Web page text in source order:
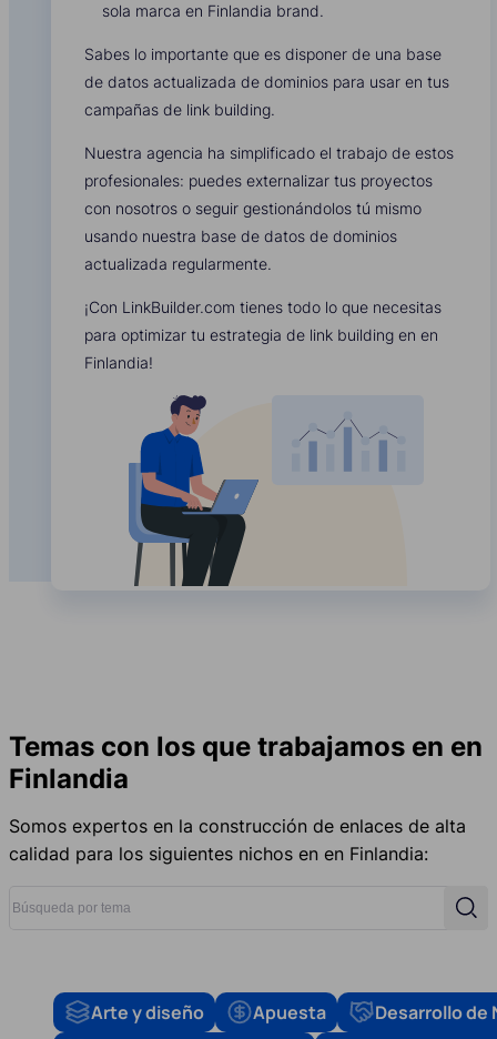
sola marca en Finlandia brand.
Sabes lo importante que es disponer de una base
de datos actualizada de dominios para usar en tus
campañas de link building.
Nuestra agencia ha simplificado el trabajo de estos
profesionales: puedes externalizar tus proyectos
con nosotros o seguir gestionándolos tú mismo
usando nuestra base de datos de dominios
actualizada regularmente.
¡Con LinkBuilder.com tienes todo lo que necesitas
para optimizar tu estrategia de link building en en
Finlandia!
Temas con los que trabajamos en en
Finlandia
Somos expertos en la construcción de enlaces de alta
calidad para los siguientes nichos en en Finlandia:
Búsqueda por tema
Arte y diseño Apuesta
Desarrollo de